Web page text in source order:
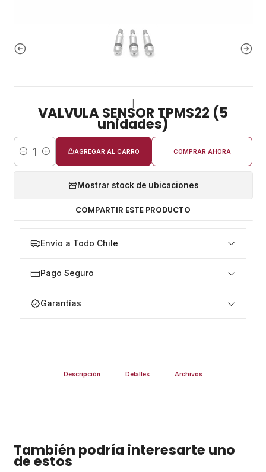
VALVULA SENSOR TPMS22 (5
unidades)
Cantidad
AGREGAR AL CARRO COMPRAR AHORA
Mostrar stock de ubicaciones
COMPARTIR ESTE PRODUCTO
Envío a Todo Chile
Pago Seguro
Garantías
Descripción Detalles Archivos
También podría interesarte uno
de estos